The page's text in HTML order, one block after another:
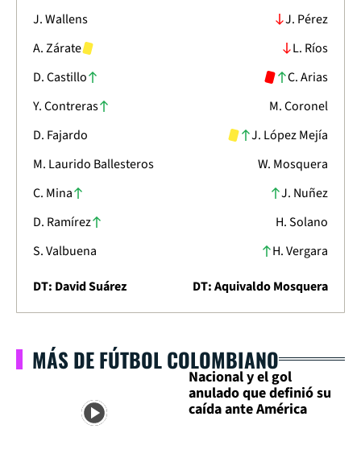
J. Wallens
A. Zárate
D. Castillo
Y. Contreras
D. Fajardo
M. Laurido Ballesteros
C. Mina
D. Ramírez
S. Valbuena
J. Pérez
L. Ríos
C. Arias
M. Coronel
J. López Mejía
W. Mosquera
J. Nuñez
H. Solano
H. Vergara
DT: David Suárez
DT: Aquivaldo Mosquera
MÁS DE FÚTBOL COLOMBIANO
Nacional y el gol
anulado que definió su
caída ante América